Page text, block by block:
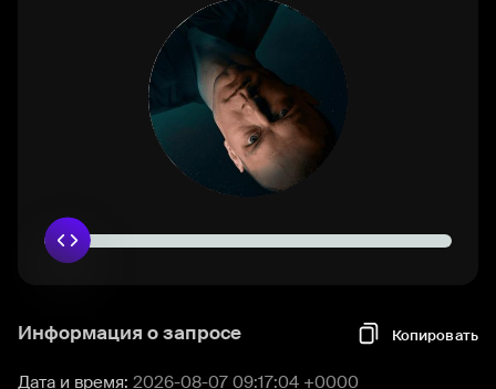
Информация о запросе Копировать
Дата и время: 2026-08-07 09:17:04 +0000